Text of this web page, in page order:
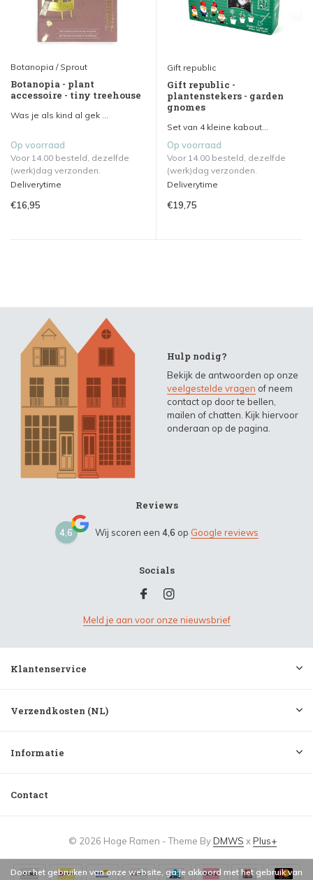
Botanopia / Sprout
Botanopia - plant
accessoire - tiny treehouse
Was je als kind al gek ...
Op voorraad
Voor 14.00 besteld, dezelfde
(werk)dag verzonden.
Deliverytime
€16,95
Gift republic
Gift republic -
plantenstekers - garden
gnomes
Set van 4 kleine kabout...
Op voorraad
Voor 14.00 besteld, dezelfde
(werk)dag verzonden.
Deliverytime
€19,75
Hulp nodig?
Bekijk de antwoorden op onze
veelgestelde vragen of neem
contact op door te bellen,
mailen of chatten. Kijk hiervoor
onderaan op de pagina.
Reviews
4,6 Wij scoren een 4,6 op Google reviews
Socials
Meld je aan voor onze nieuwsbrief
Klantenservice
Verzendkosten (NL)
Informatie
Contact
© 2026 Hoge Ramen - Theme ByDMWS xPlus+
Door het gebruiken van onze website, ga je akkoord met het gebruik van